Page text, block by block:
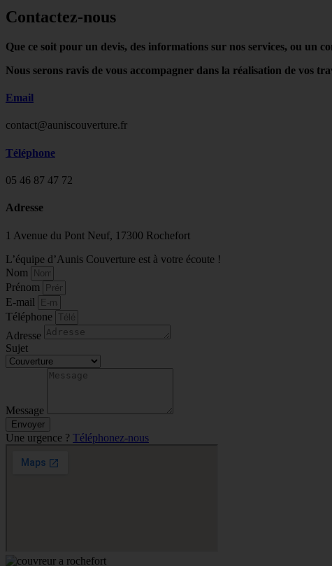
Contactez-nous
Que ce soit pour un devis, des informations sur nos services, ou un
Nous serons ravis de vous accompagner dans la réalisation de vos
Email
contact@auniscouverture.fr
Téléphone
05 46 87 47 72
Adresse
1 Avenue du Pont Neuf, 17300 Rochefort
L’équipe d’Aunis Couverture est à votre écoute !
Nom
Prénom
E-mail
Téléphone
Adresse
Sujet
Message
Envoyer
Une urgence ? Téléphonez-nous